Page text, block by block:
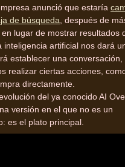
anunció que estaría
de búsqueda , después de
lugar de mostrar resultados
inteligencia artificial nos dará
establecer una conversación,
realizar ciertas acciones,
directamente.
del ya conocido AI
versión en el que no es un
es el plato principal.